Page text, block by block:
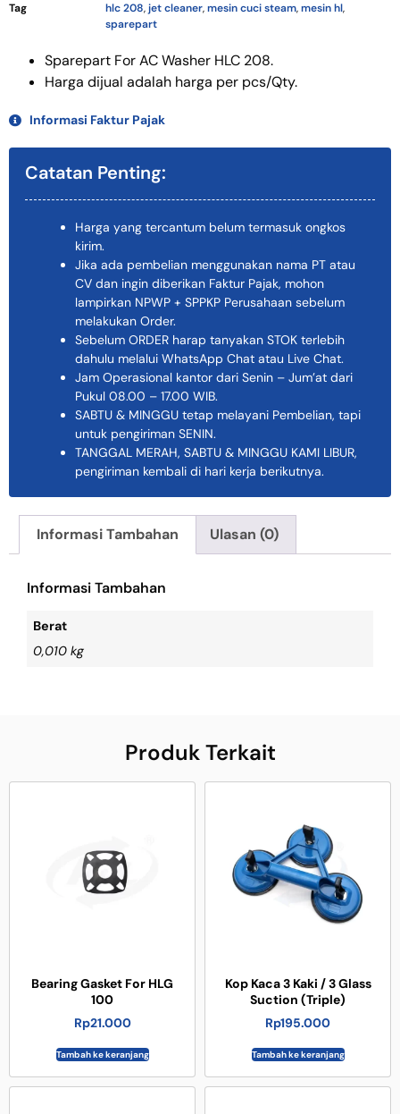
Tag
hlc 208,jet cleaner,mesin cuci steam,mesin hl,
sparepart
Sparepart For AC Washer HLC 208.
Harga dijual adalah harga per pcs/Qty.
Informasi Faktur Pajak
Catatan Penting:
Harga yang tercantum belum termasuk ongkos
kirim.
Jika ada pembelian menggunakan nama PT atau
CV dan ingin diberikan Faktur Pajak, mohon
lampirkan NPWP + SPPKP Perusahaan sebelum
melakukan Order.
Sebelum ORDER harap tanyakan STOK terlebih
dahulu melalui WhatsApp Chat atau Live Chat.
Jam Operasional kantor dari Senin – Jum’at dari
Pukul 08.00 – 17.00 WIB.
SABTU & MINGGU tetap melayani Pembelian, tapi
untuk pengiriman SENIN.
TANGGAL MERAH, SABTU & MINGGU KAMI LIBUR,
pengiriman kembali di hari kerja berikutnya.
Informasi Tambahan Ulasan (0)
Informasi Tambahan
Berat
0,010 kg
Produk Terkait
Bearing Gasket For HLG
100
Rp21.000
Tambah ke keranjang
Kop Kaca 3 Kaki / 3 Glass
Suction (Triple)
Rp195.000
Tambah ke keranjang